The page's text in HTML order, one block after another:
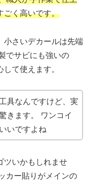
ごく高いです。
小さいデカールは先端
でサビにも強いの
て使えます。
具なんですけど、実
きます。 ワンコイ
いですよね
ツいかもしれませ
カー貼りがメインの